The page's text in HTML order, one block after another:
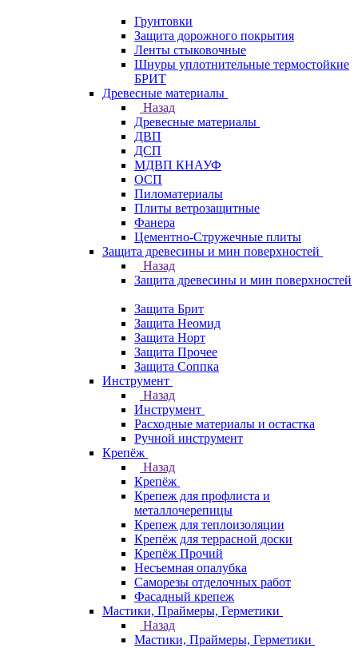
Грунтовки
Защита дорожного покрытия
Ленты стыковочные
Шнуры уплотнительные термостойкие
БРИТ
Древесные материалы
Назад
Древесные материалы
ДВП
ДСП
МДВП КНАУФ
ОСП
Пиломатериалы
Плиты ветрозащитные
Фанера
Цементно-Стружечные плиты
Защита древесины и мин поверхностей
Назад
Защита древесины и мин поверхностей
Защита Брит
Защита Неомид
Защита Норт
Защита Прочее
Защита Соппка
Инструмент
Назад
Инструмент
Расходные материалы и остастка
Ручной инструмент
Крепёж
Назад
Крепёж
Крепеж для профлиста и
металлочерепицы
Крепеж для теплоизоляции
Крепёж для террасной доски
Крепёж Прочий
Несъемная опалубка
Саморезы отделочных работ
Фасадный крепеж
Мастики, Праймеры, Герметики
Назад
Мастики, Праймеры, Герметики